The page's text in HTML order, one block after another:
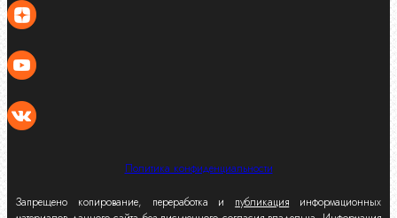
Политика конфиденциальности
Запрещено копирование, переработка и публикация информационных